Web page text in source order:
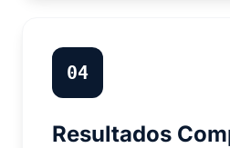
04
Resultados